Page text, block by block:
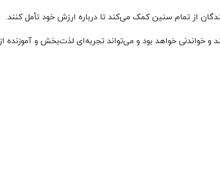
از تمام سنین کمک می‌کند تا درباره ارزش خود تأمل کنند.
و خواندنی خواهد بود و می‌تواند تجربه‌ای لذت‌بخش و آموزنده از